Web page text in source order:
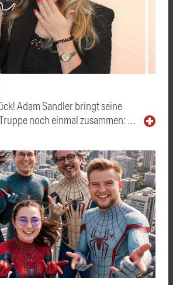
Adam Sandler bringt seine
noch einmal zusammen: …